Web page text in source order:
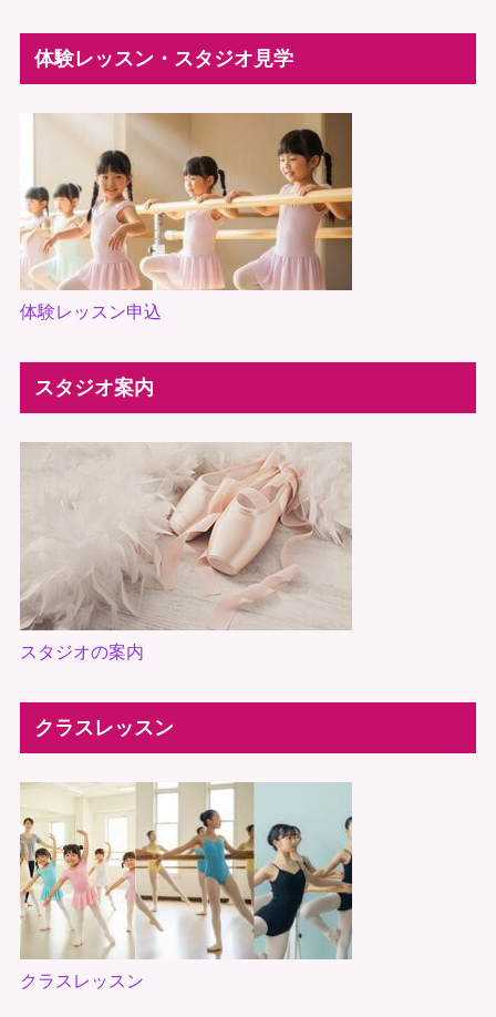
体験レッスン・スタジオ見学
体験レッスン申込
スタジオ案内
スタジオの案内
クラスレッスン
クラスレッスン